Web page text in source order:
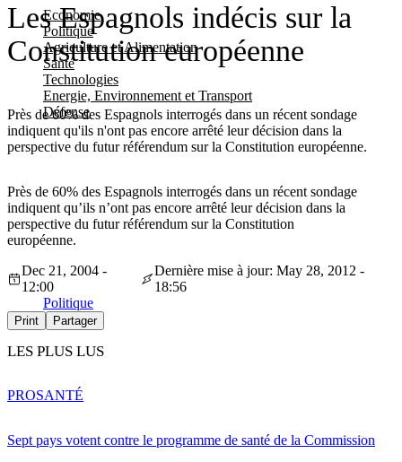
Economie
Politique
Agriculture et Alimentation
Santé
Technologies
Energie, Environnement et Transport
Défense
Les Espagnols indécis sur la
Constitution européenne
Près de 60% des Espagnols interrogés dans un récent sondage
indiquent qu'ils n'ont pas encore arrêté leur décision dans la
perspective du futur référendum sur la Constitution européenne.
Près de 60% des Espagnols interrogés dans un récent sondage
indiquent qu’ils n’ont pas encore arrêté leur décision dans la
perspective du futur référendum sur la Constitution
européenne.
Dec 21, 2004 -
12:00
Dernière mise à jour: May 28, 2012 -
18:56
Politique
Print Partager
LES PLUS LUS
Sept pays votent contre le programme de santé de la Commission
PROSANTÉ